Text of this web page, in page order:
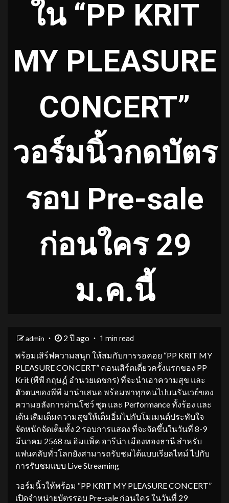
ใน “PP KRIT
MY PLEASURE
CONCERT”
วอร์มนิ้วกดบัตร
รอบ Pre-sale
ก่อนใคร 29
ม.ค.นี้
admin 2 ปี ago 1 min read
พร้อมเสิร์ฟความสนุก ให้สมกับการรอคอย “PP KRIT MY
PLEASURE CONCERT” คอนเสิร์ตเดี่ยวครั้งแรกของ PP
Krit (พีพี กฤษฏ์ อำนวยเดชกร) ที่จะนำเอาความสุข และ
ตัวตนของพีพี มานำเสนอ พร้อมพาทุกคนไปบนรันเวย์ของ
ความอลังการผ่านโชว์ ชุด และ Performance ทั้งร้อง และ
เต้น เติมเต็มความสุขให้เต็มอิ่มไปกับโมเมนต์ประทับใจ
จัดหนักจัดเต็มทั้ง 2 รอบการแสดง ที่จะจัดขึ้นในวันที่ 8-9
มีนาคม 2568 ณ อิมแพ็ค อารีน่า เมืองทองธานี สำหรับ
แฟนคลับทั่วโลกยังสามารถรับชมได้แบบเรียลไทม์ ไปกับ
การรับชมแบบ Live Streaming
วอร์มนิ้วให้พร้อม “PP KRIT MY PLEASURE CONCERT”
เปิดจำหน่ายบัตรรอบ Pre-sale ก่อนใคร ในวันที่ 29